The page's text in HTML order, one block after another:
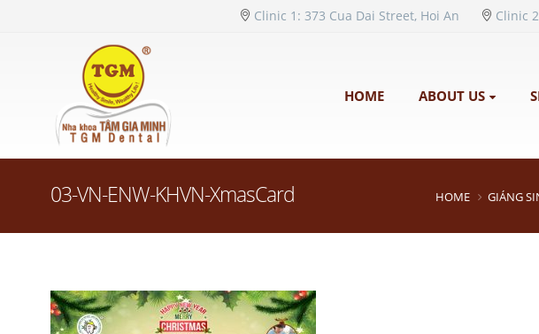
Clinic 1: 373 Cua Dai Street, Hoi An Clinic
HOME ABOUT US
03-VN-ENW-KHVN-XmasCard HOME GIÁNG